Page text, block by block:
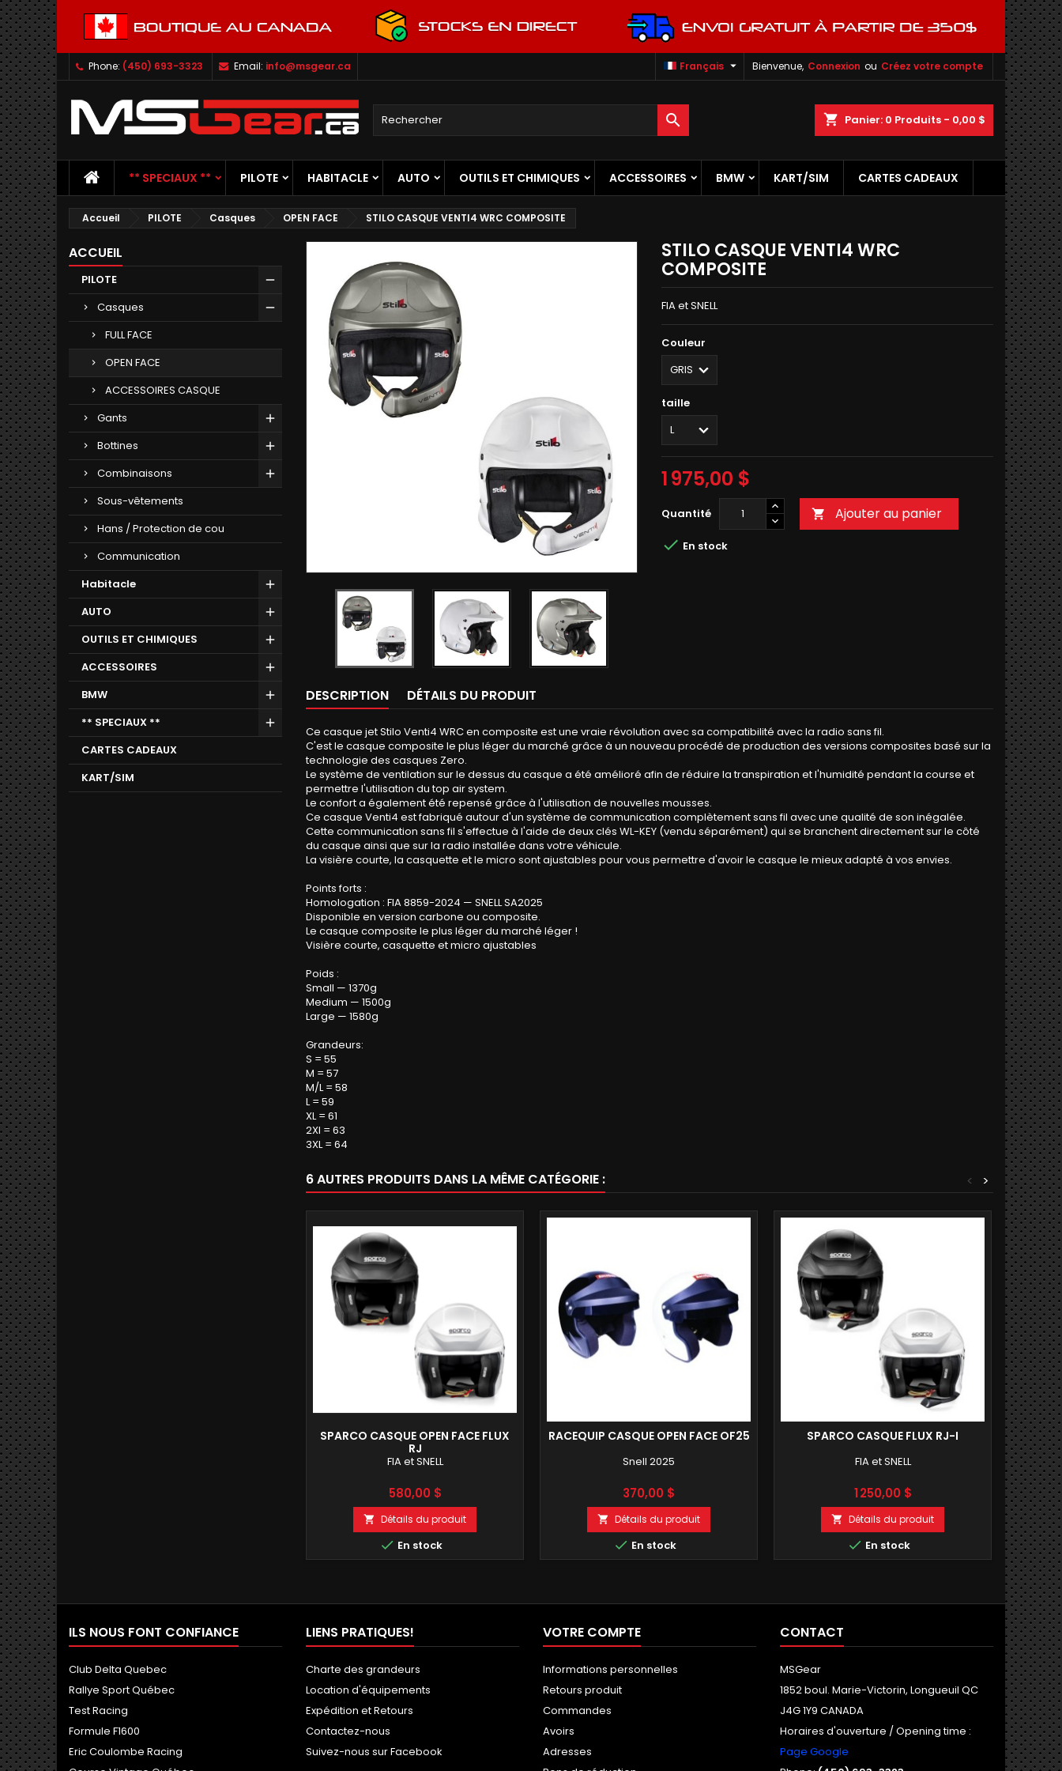
Phone: (450) 693-3323 Email: info@msgear.ca Bienvenue, Connexion ou Créez votre compte
Français 
shopping_cart Panier: 0 Produits - 0,00 $

** SPECIAUX ** PILOTE HABITACLE AUTO OUTILS ET CHIMIQUES ACCESSOIRES BMW KART/SIM CARTES CADEAUX
Accueil PILOTE Casques OPEN FACE STILO CASQUE VENTI4 WRC COMPOSITE
ACCUEIL
PILOTE
Casques
FULL FACE
OPEN FACE
ACCESSOIRES CASQUE
Gants
Bottines
Combinaisons
Sous-vêtements
Hans / Protection de cou
Communication
Habitacle
AUTO
OUTILS ET CHIMIQUES
ACCESSOIRES
BMW
** SPECIAUX **
CARTES CADEAUX
KART/SIM
STILO CASQUE VENTI4 WRC
COMPOSITE
FIA et SNELL
Couleur
taille
1 975,00 $
Quantité  Ajouter au panier
 En stock
DESCRIPTION DÉTAILS DU PRODUIT
Ce casque jet Stilo Venti4 WRC en composite est une vraie révolution avec sa compatibilité avec la radio sans fil.
C'est le casque composite le plus léger du marché grâce à un nouveau procédé de production des versions composites basé sur la
technologie des casques Zero.
Le système de ventilation sur le dessus du casque a été amélioré afin de réduire la transpiration et l'humidité pendant la course et
permettre l'utilisation du top air system.
Le confort a également été repensé grâce à l'utilisation de nouvelles mousses.
Ce casque Venti4 est fabriqué autour d'un système de communication complètement sans fil avec une qualité de son inégalée.
Cette communication sans fil s'effectue à l'aide de deux clés WL-KEY (vendu séparément) qui se branchent directement sur le côté
du casque ainsi que sur la radio installée dans votre véhicule.
La visière courte, la casquette et le micro sont ajustables pour vous permettre d'avoir le casque le mieux adapté à vos envies.
Points forts :
Homologation : FIA 8859-2024 — SNELL SA2025
Disponible en version carbone ou composite.
Le casque composite le plus léger du marché léger !
Visière courte, casquette et micro ajustables
Poids :
Small — 1370g
Medium — 1500g
Large — 1580g
Grandeurs:
S = 55
M = 57
M/L = 58
L = 59
XL = 61
2Xl = 63
3XL = 64
6 AUTRES PRODUITS DANS LA MÊME CATÉGORIE : >
<
SPARCO CASQUE OPEN FACE FLUX
RJ
FIA et SNELL
Prix
580,00 $
 Détails du produit
 En stock
RACEQUIP CASQUE OPEN FACE OF25
Snell 2025
Prix
370,00 $
 Détails du produit
 En stock
SPARCO CASQUE FLUX RJ-I
FIA et SNELL
Prix
1 250,00 $
 Détails du produit
 En stock
Prix
ILS NOUS FONT CONFIANCE
Club Delta Quebec
Rallye Sport Québec
Test Racing
Formule F1600
Eric Coulombe Racing
LIENS PRATIQUES!
Charte des grandeurs
Location d'équipements
Expédition et Retours
Contactez-nous
Suivez-nous sur Facebook
VOTRE COMPTE
Informations personnelles
Retours produit
Commandes
Avoirs
Adresses
CONTACT
MSGear
1852 boul. Marie-Victorin, Longueuil QC
J4G 1Y9 CANADA
Horaires d'ouverture / Opening time :
Page Google